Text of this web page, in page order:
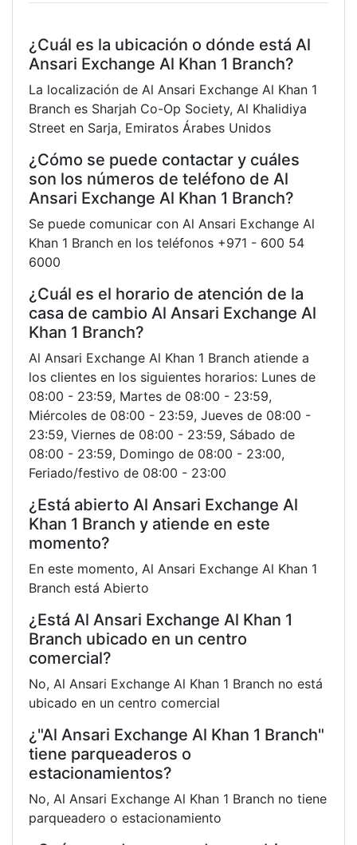
¿Cuál es la ubicación o dónde está Al
Ansari Exchange Al Khan 1 Branch?
La localización de Al Ansari Exchange Al Khan 1
Branch es Sharjah Co-Op Society, Al Khalidiya
Street en Sarja, Emiratos Árabes Unidos
¿Cómo se puede contactar y cuáles
son los números de teléfono de Al
Ansari Exchange Al Khan 1 Branch?
Se puede comunicar con Al Ansari Exchange Al
Khan 1 Branch en los teléfonos +971 - 600 54
6000
¿Cuál es el horario de atención de la
casa de cambio Al Ansari Exchange Al
Khan 1 Branch?
Al Ansari Exchange Al Khan 1 Branch atiende a
los clientes en los siguientes horarios: Lunes de
08:00 - 23:59, Martes de 08:00 - 23:59,
Miércoles de 08:00 - 23:59, Jueves de 08:00 -
23:59, Viernes de 08:00 - 23:59, Sábado de
08:00 - 23:59, Domingo de 08:00 - 23:00,
Feriado/festivo de 08:00 - 23:00
¿Está abierto Al Ansari Exchange Al
Khan 1 Branch y atiende en este
momento?
En este momento, Al Ansari Exchange Al Khan 1
Branch está Abierto
¿Está Al Ansari Exchange Al Khan 1
Branch ubicado en un centro
comercial?
No, Al Ansari Exchange Al Khan 1 Branch no está
ubicado en un centro comercial
¿"Al Ansari Exchange Al Khan 1 Branch"
tiene parqueaderos o
estacionamientos?
No, Al Ansari Exchange Al Khan 1 Branch no tiene
parqueadero o estacionamiento